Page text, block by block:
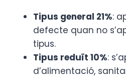
Tipus general 21%:
defecte quan no
tipus.
Tipus reduït 10%:
d’alimentació,